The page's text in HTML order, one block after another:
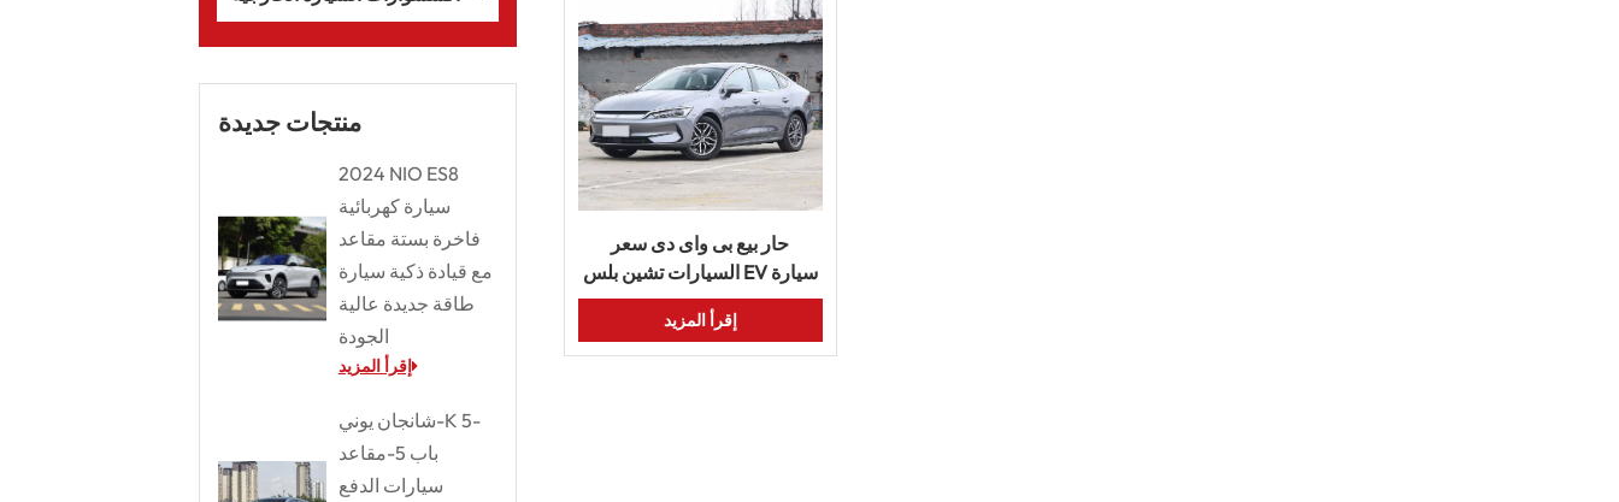
منتجات جديدة
2024 NIO ES8
سيارة كهربائية
فاخرة بستة مقاعد
مع قيادة ذكية سيارة
طاقة جديدة عالية
الجودة
إقرأ المزيد
شانجان يوني-K 5-
باب 5-مقاعد
سيارات الدفع
حار بيع بى واى دى سعر
السيارات تشين بلس EV سيارة
كهربائية 420km 610km مركبة
رخيصة سيارة مستعملة صغيرة
إقرأ المزيد